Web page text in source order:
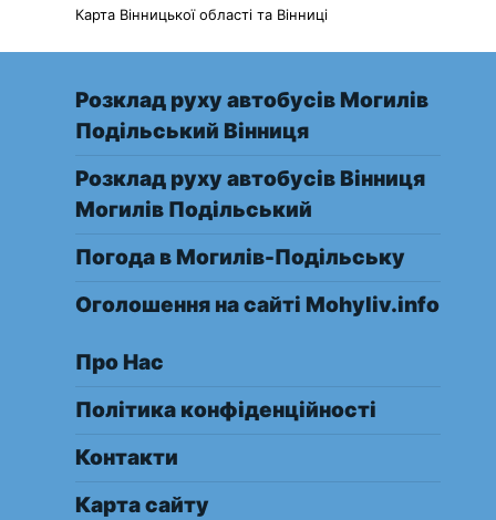
Карта Вінницької області та Вінниці
Розклад руху автобусів Могилів
Подільський Вінниця
Розклад руху автобусів Вінниця
Могилів Подільський
Погода в Могилів-Подільську
Оголошення на сайті Mohyliv.info
Про Нас
Політика конфіденційності
Контакти
Карта сайту